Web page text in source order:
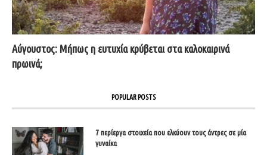
Αύγουστος: Μήπως η ευτυχία κρύβεται στα καλοκαιρινά
πρωινά;
POPULAR POSTS
7 περίεργα στοιχεία που ελκύουν τους άντρες σε μία
γυναίκα